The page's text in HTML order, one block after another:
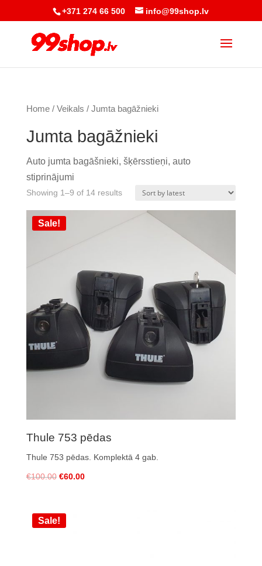
+371 274 66 500 info@99shop.lv
Home/ Veikals / Jumta bagāžnieki
Jumta bagāžnieki
Auto jumta bagāšnieki, šķērsstieņi, auto
stiprinājumi
Showing 1–9 of 14 results
Sale!
Thule 753 pēdas
Thule 753 pēdas. Komplektā 4 gab.
€100.00 €60.00
Sale!